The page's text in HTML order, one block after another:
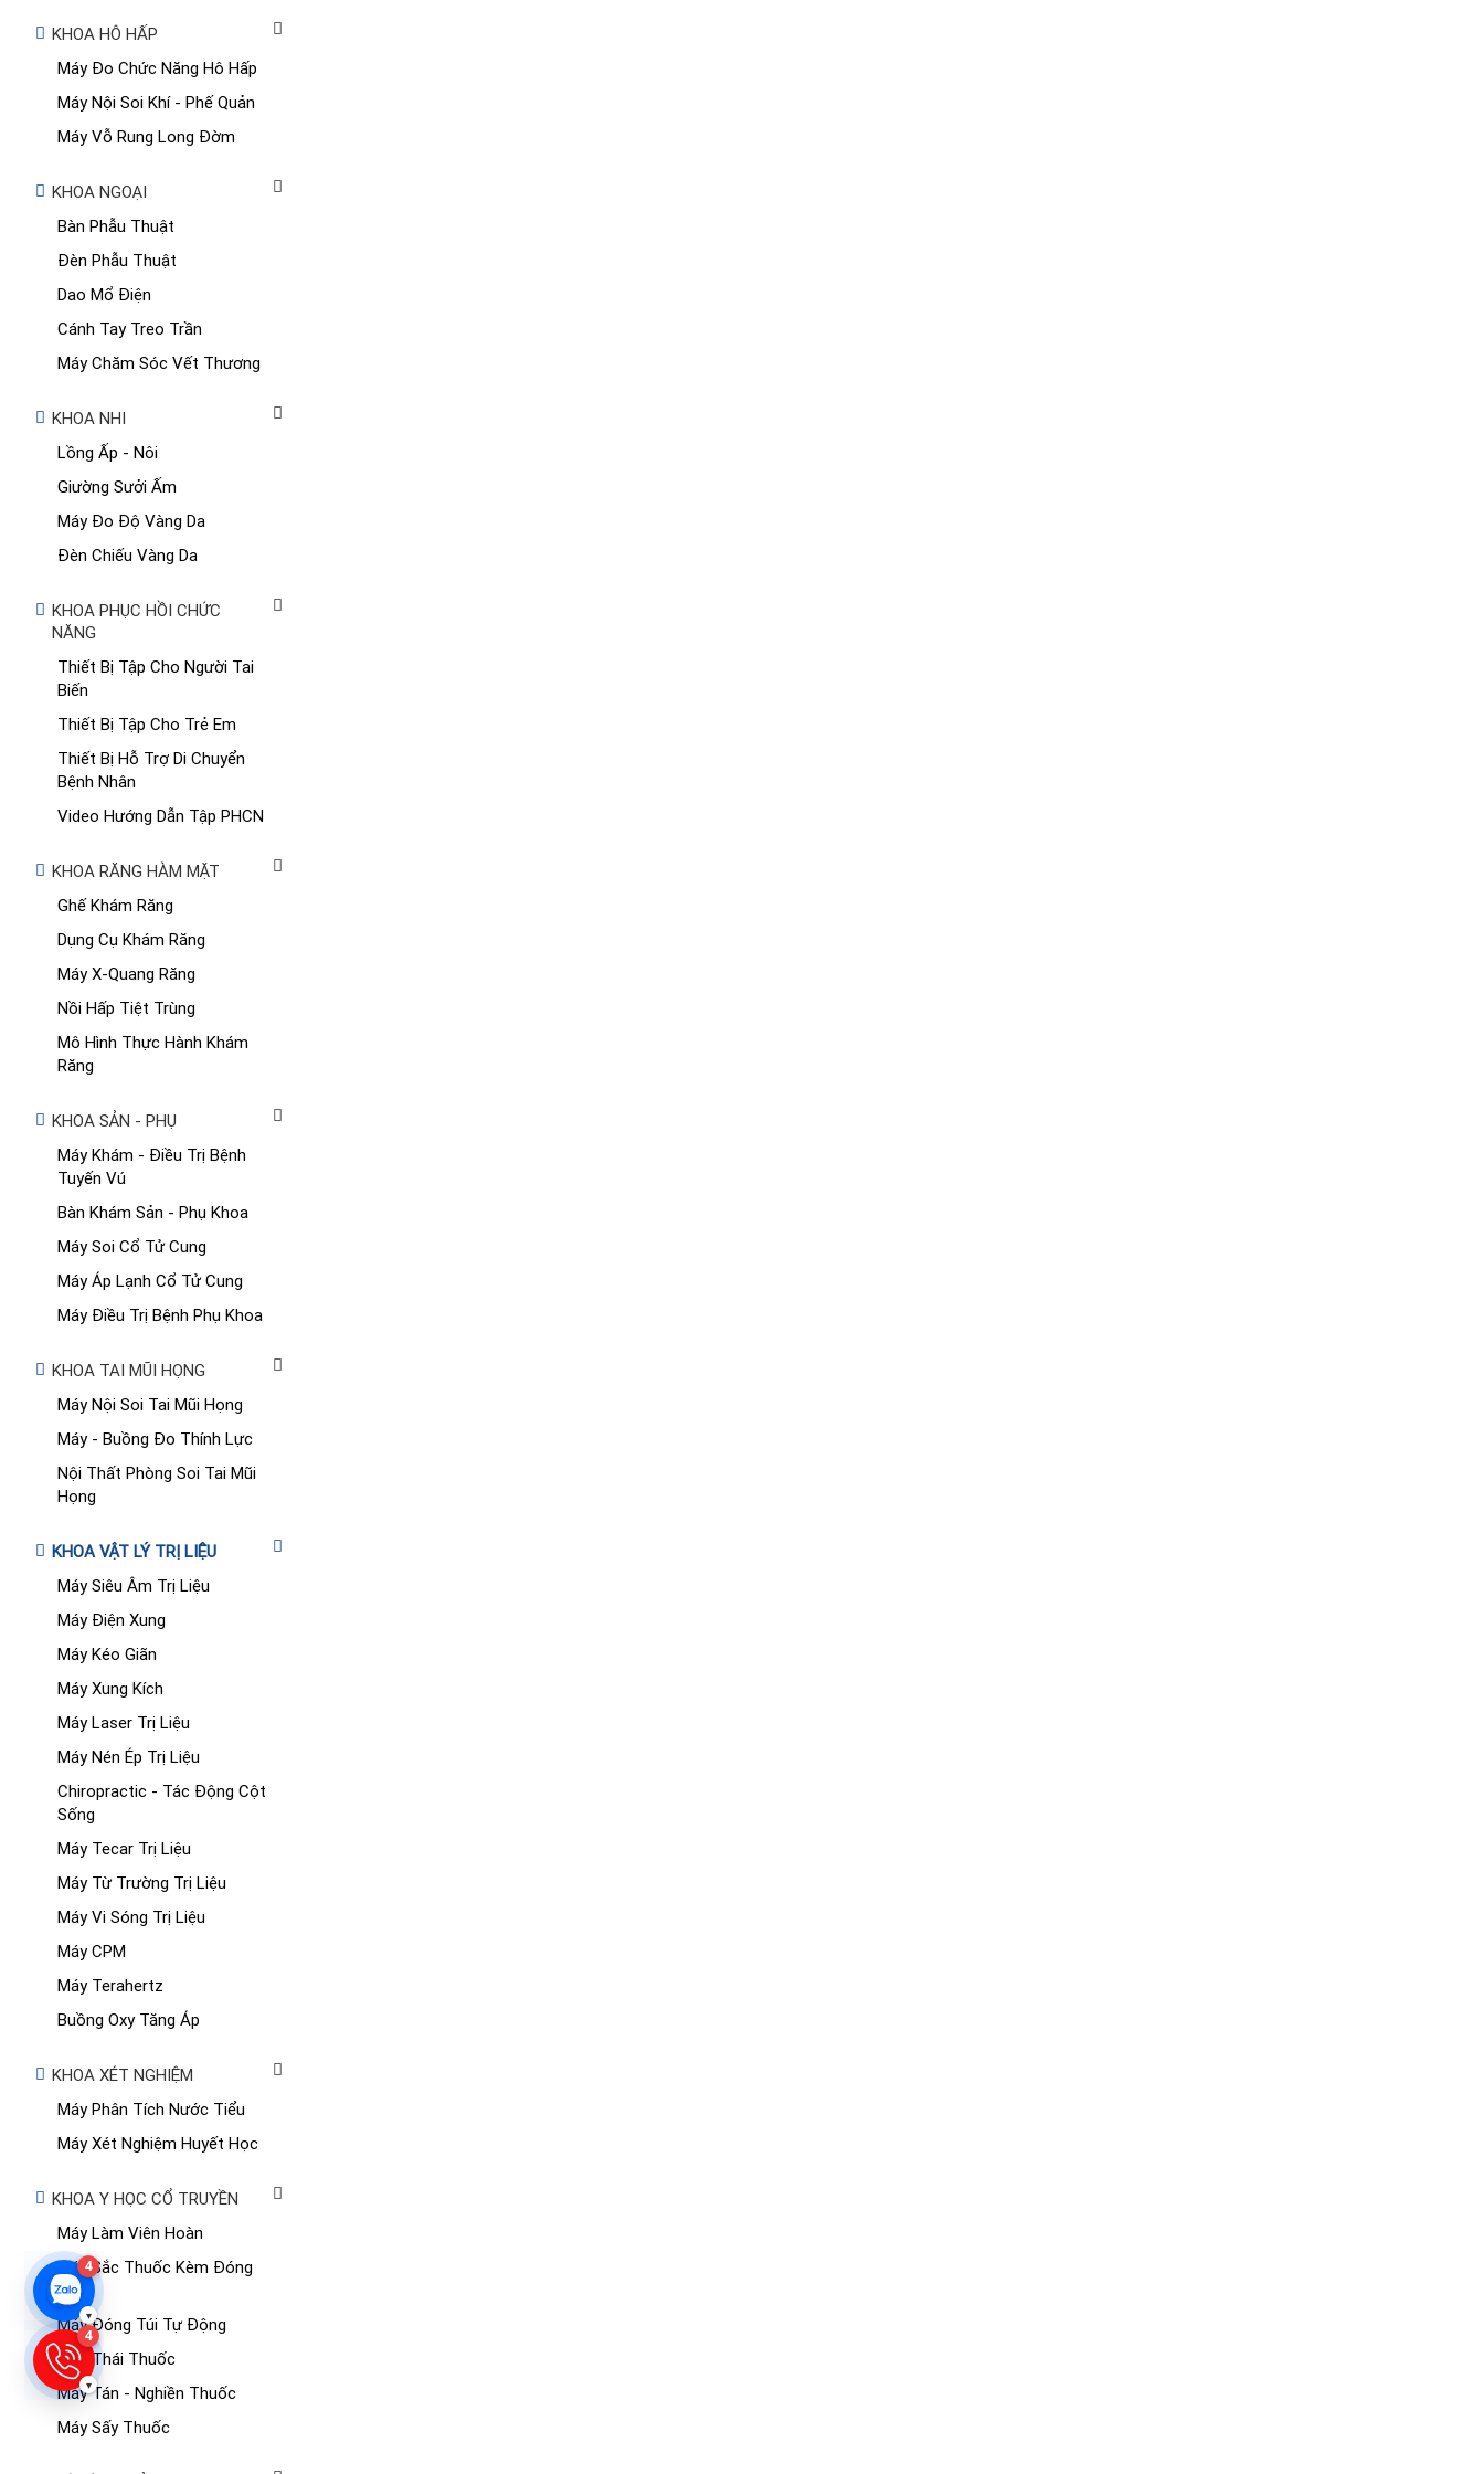
KHOA HÔ HẤP
Máy Đo Chức Năng Hô Hấp
Máy Nội Soi Khí - Phế Quản
Máy Vỗ Rung Long Đờm
KHOA NGOẠI
Bàn Phẫu Thuật
Đèn Phẫu Thuật
Dao Mổ Điện
Cánh Tay Treo Trần
Máy Chăm Sóc Vết Thương
KHOA NHI
Lồng Ấp - Nôi
Giường Sưởi Ấm
Máy Đo Độ Vàng Da
Đèn Chiếu Vàng Da
KHOA PHỤC HỒI CHỨC
NĂNG
Thiết Bị Tập Cho Người Tai
Biến
Thiết Bị Tập Cho Trẻ Em
Thiết Bị Hỗ Trợ Di Chuyển
Bệnh Nhân
Video Hướng Dẫn Tập PHCN
KHOA RĂNG HÀM MẶT
Ghế Khám Răng
Dụng Cụ Khám Răng
Máy X-Quang Răng
Nồi Hấp Tiệt Trùng
Mô Hình Thực Hành Khám
Răng
KHOA SẢN - PHỤ
Máy Khám - Điều Trị Bệnh
Tuyến Vú
Bàn Khám Sản - Phụ Khoa
Máy Soi Cổ Tử Cung
Máy Áp Lạnh Cổ Tử Cung
Máy Điều Trị Bệnh Phụ Khoa
KHOA TAI MŨI HỌNG
Máy Nội Soi Tai Mũi Họng
Máy - Buồng Đo Thính Lực
Nội Thất Phòng Soi Tai Mũi
Họng
KHOA VẬT LÝ TRỊ LIỆU
Máy Siêu Âm Trị Liệu
Máy Điện Xung
Máy Kéo Giãn
Máy Xung Kích
Máy Laser Trị Liệu
Máy Nén Ép Trị Liệu
Chiropractic - Tác Động Cột
Sống
Máy Tecar Trị Liệu
Máy Từ Trường Trị Liệu
Máy Vi Sóng Trị Liệu
Máy CPM
Máy Terahertz
Buồng Oxy Tăng Áp
KHOA XÉT NGHIỆM
Máy Phân Tích Nước Tiểu
Máy Xét Nghiệm Huyết Học
KHOA Y HỌC CỔ TRUYỀN
Máy Làm Viên Hoàn
Máy Sắc Thuốc Kèm Đóng
Túi
Máy Đóng Túi Tự Động
Máy Thái Thuốc
Máy Tán - Nghiền Thuốc
Máy Sấy Thuốc
4
▾
4
▾